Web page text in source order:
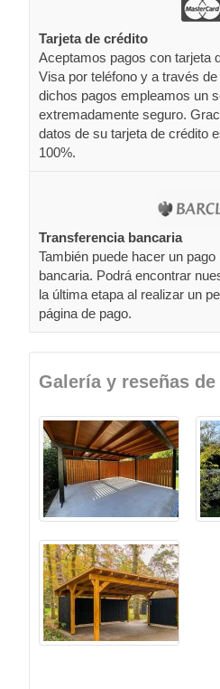
Tarjeta de crédito
Aceptamos pagos con tarjeta
Visa por teléfono y a través
dichos pagos empleamos un
extremadamente seguro.
datos de su tarjeta de crédito
100%.
Transferencia bancaria
También puede hacer un
bancaria. Podrá encontrar
la última etapa al realizar un
página de pago.
Galería y reseñas